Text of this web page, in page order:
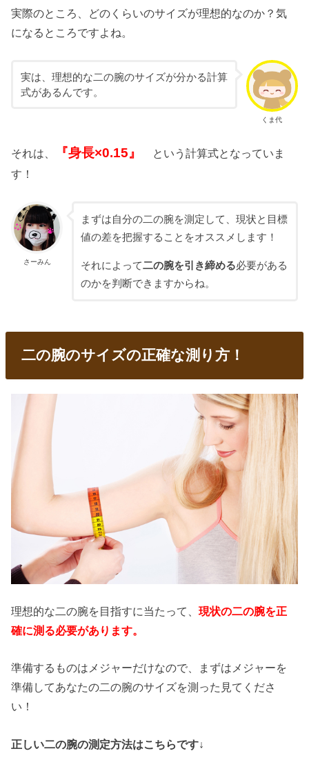
実際のところ、どのくらいのサイズが理想的なのか？気
になるところですよね。
くま代
実は、理想的な二の腕のサイズが分かる計算
式があるんです。
それは、 『身長×0.15』
という計算式となっていま
す！
さーみん
まずは自分の二の腕を測定して、現状と目標
値の差を把握することをオススメします！
それによって二の腕を引き締める必要がある
のかを判断できますからね。
二の腕のサイズの正確な測り方！
理想的な二の腕を目指すに当たって、現状の二の腕を正
確に測る必要があります。
準備するものはメジャーだけなので、まずはメジャーを
準備してあなたの二の腕のサイズを測った見てくださ
い！
正しい二の腕の測定方法はこちらです↓